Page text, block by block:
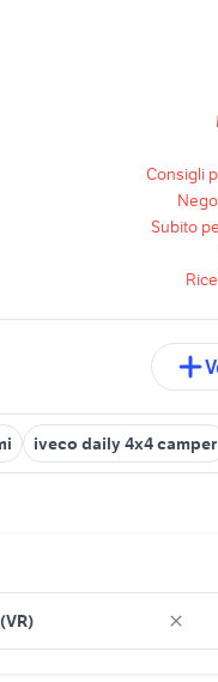
Consigli
Subito
iveco daily 4x4 camper